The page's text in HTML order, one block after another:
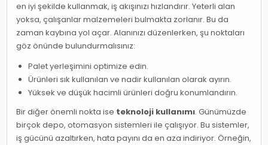
en iyi şekilde kullanmak, iş akışınızı hızlandırır. Yeterli alan
yoksa, çalışanlar malzemeleri bulmakta zorlanır. Bu da
zaman kaybına yol açar. Alanınızı düzenlerken, şu noktaları
göz önünde bulundurmalısınız:
Palet yerleşimini optimize edin.
Ürünleri sık kullanılan ve nadir kullanılan olarak ayırın.
Yüksek ve düşük hacimli ürünleri doğru konumlandırın.
Bir diğer önemli nokta ise teknoloji kullanımı. Günümüzde
birçok depo, otomasyon sistemleri ile çalışıyor. Bu sistemler,
iş gücünü azaltırken, hata payını da en aza indiriyor. Örneğin,